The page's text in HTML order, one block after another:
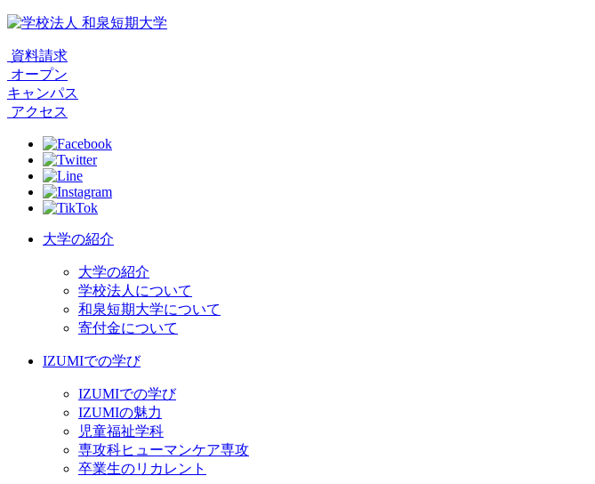
資料請求
オープン
キャンパス
アクセス
大学の紹介
大学の紹介
学校法人について
和泉短期大学について
寄付金について
IZUMIでの学び
IZUMIでの学び
IZUMIの魅力
児童福祉学科
専攻科ヒューマンケア専攻
卒業生のリカレント